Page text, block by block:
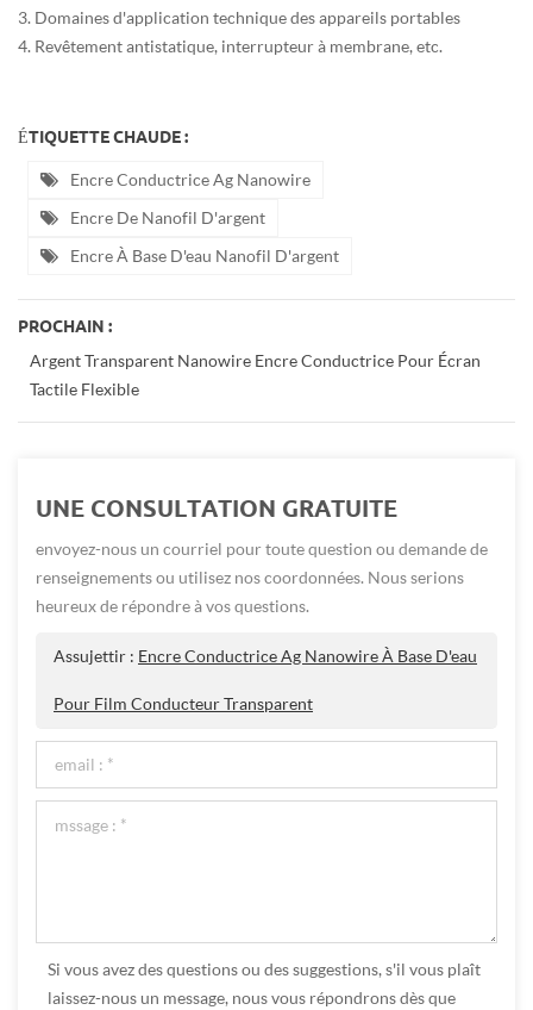
3. Domaines d'application technique des appareils portables
4. Revêtement antistatique, interrupteur à membrane, etc.
ÉTIQUETTE CHAUDE :
Encre Conductrice Ag Nanowire
Encre De Nanofil D'argent
Encre À Base D'eau Nanofil D'argent
PROCHAIN :
Argent Transparent Nanowire Encre Conductrice Pour Écran
Tactile Flexible
UNE CONSULTATION GRATUITE
envoyez-nous un courriel pour toute question ou demande de
renseignements ou utilisez nos coordonnées. Nous serions
heureux de répondre à vos questions.
Assujettir : Encre Conductrice Ag Nanowire À Base D'eau
Pour Film Conducteur Transparent
Si vous avez des questions ou des suggestions, s'il vous plaît
laissez-nous un message, nous vous répondrons dès que